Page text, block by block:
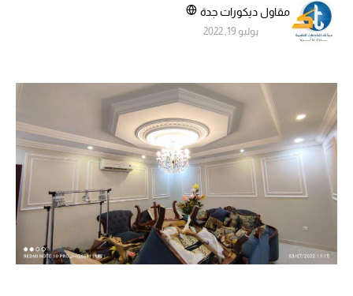
مقاول ديكورات جدة
يوليو 19, 2022